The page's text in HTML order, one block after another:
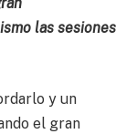
las sesiones
y un
el gran